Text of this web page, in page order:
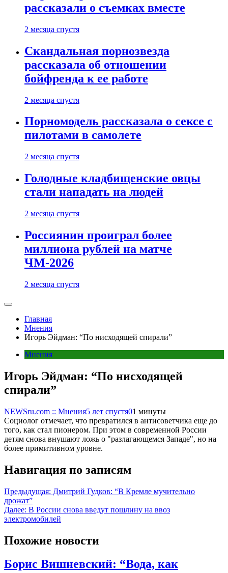
рассказали о съемках вместе
2 месяца спустя
Скандальная порнозвезда
рассказала об отношении
бойфренда к ее работе
2 месяца спустя
Порномодель рассказала о сексе с
пилотами в самолете
2 месяца спустя
Голодные кладбищенские овцы
стали нападать на людей
2 месяца спустя
Россиянин проиграл более
миллиона рублей на матче
ЧМ-2026
2 месяца спустя
Главная
Мнения
Игорь Эйдман: “По нисходящей спирали”
Мнения
Игорь Эйдман: “По нисходящей
спирали”
NEWSru.com :: Мнения5 лет спустя01 минуты
Социолог отмечает, что превратился в антисоветчика еще до
того, как стал пионером. При этом в современной России
детям снова внушают ложь о "разлагающемся Западе", но на
более примитивном уровне.
Навигация по записям
Предыдущая: Дмитрий Гудков: “В Кремле мучительно
дрожат”
Далее: В России снова введут пошлину на ввоз
электромобилей
Похожие новости
Борис Вишневский: “Вода, как